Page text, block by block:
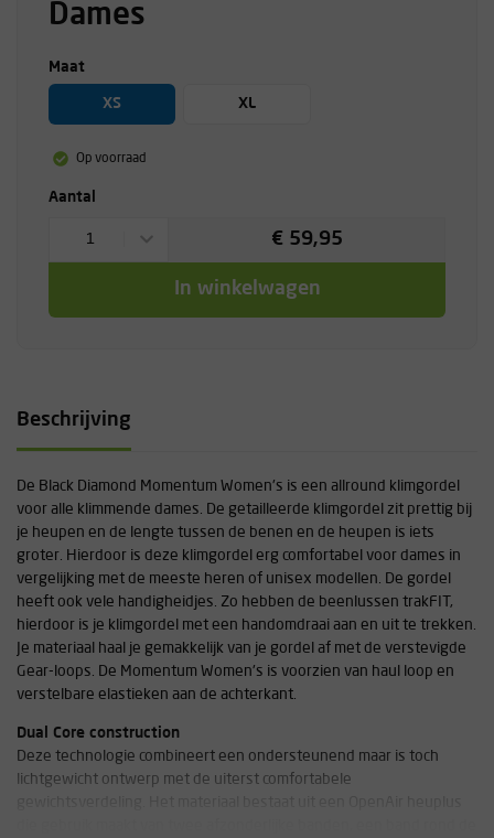
Dames
Maat
XS XL
Op voorraad
Aantal
1 € 59,95
In winkelwagen
Beschrijving
De Black Diamond Momentum Women's is een allround klimgordel
voor alle klimmende dames. De getailleerde klimgordel zit prettig bij
je heupen en de lengte tussen de benen en de heupen is iets
groter. Hierdoor is deze klimgordel erg comfortabel voor dames in
vergelijking met de meeste heren of unisex modellen. De gordel
heeft ook vele handigheidjes. Zo hebben de beenlussen trakFIT,
hierdoor is je klimgordel met een handomdraai aan en uit te trekken.
Je materiaal haal je gemakkelijk van je gordel af met de verstevigde
Gear-loops. De Momentum Women's is voorzien van haul loop en
verstelbare elastieken aan de achterkant.
Dual Core construction
Deze technologie combineert een ondersteunend maar is toch
lichtgewicht ontwerp met de uiterst comfortabele